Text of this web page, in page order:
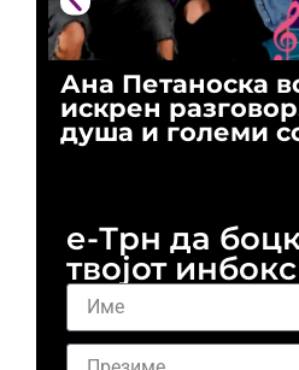
Ана Петаноска
искрен
душа и големи
е-Трн да
твојот инбокс